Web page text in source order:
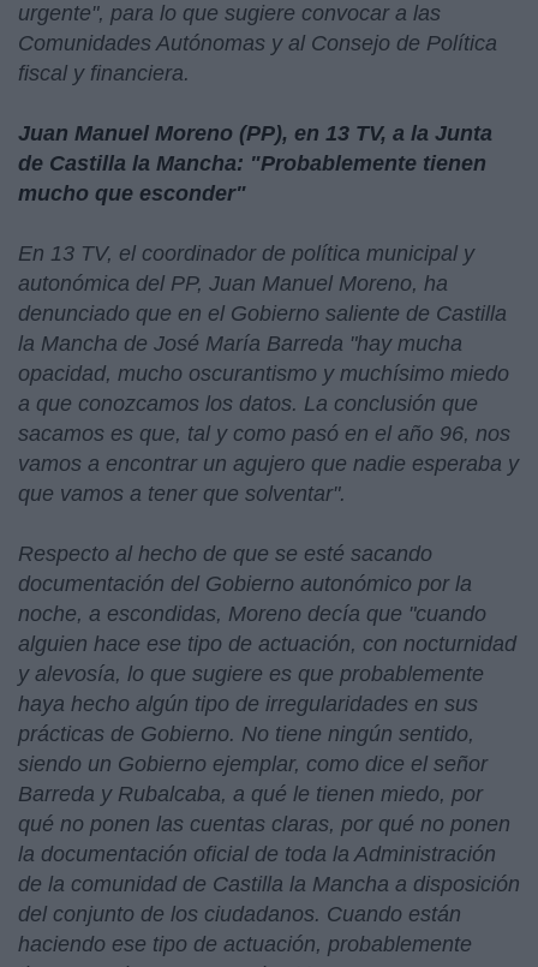
urgente", para lo que sugiere convocar a las
Comunidades Autónomas y al Consejo de Política
fiscal y financiera.
Juan Manuel Moreno (PP), en 13 TV, a la Junta
de Castilla la Mancha: "Probablemente tienen
mucho que esconder"
En 13 TV, el coordinador de política municipal y
autonómica del PP, Juan Manuel Moreno, ha
denunciado que en el Gobierno saliente de Castilla
la Mancha de José María Barreda "hay mucha
opacidad, mucho oscurantismo y muchísimo miedo
a que conozcamos los datos. La conclusión que
sacamos es que, tal y como pasó en el año 96, nos
vamos a encontrar un agujero que nadie esperaba y
que vamos a tener que solventar".
Respecto al hecho de que se esté sacando
documentación del Gobierno autonómico por la
noche, a escondidas, Moreno decía que "cuando
alguien hace ese tipo de actuación, con nocturnidad
y alevosía, lo que sugiere es que probablemente
haya hecho algún tipo de irregularidades en sus
prácticas de Gobierno. No tiene ningún sentido,
siendo un Gobierno ejemplar, como dice el señor
Barreda y Rubalcaba, a qué le tienen miedo, por
qué no ponen las cuentas claras, por qué no ponen
la documentación oficial de toda la Administración
de la comunidad de Castilla la Mancha a disposición
del conjunto de los ciudadanos. Cuando están
haciendo ese tipo de actuación, probablemente